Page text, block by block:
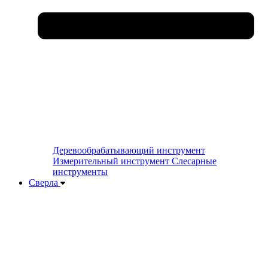
Деревообрабатывающий инструмент
Измерительный инструмент Слесарные
инструменты
Сверла